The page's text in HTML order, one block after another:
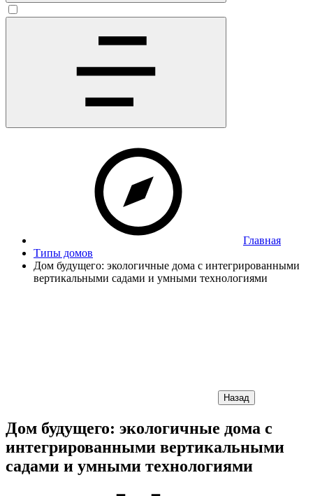
Главная
Типы домов
Дом будущего: экологичные дома с интегрированными
вертикальными садами и умными технологиями
Назад
Дом будущего: экологичные дома с
интегрированными вертикальными
садами и умными технологиями